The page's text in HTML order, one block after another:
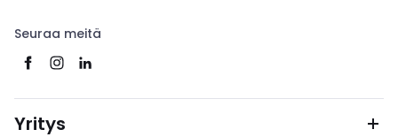
Seuraa meitä
Yritys